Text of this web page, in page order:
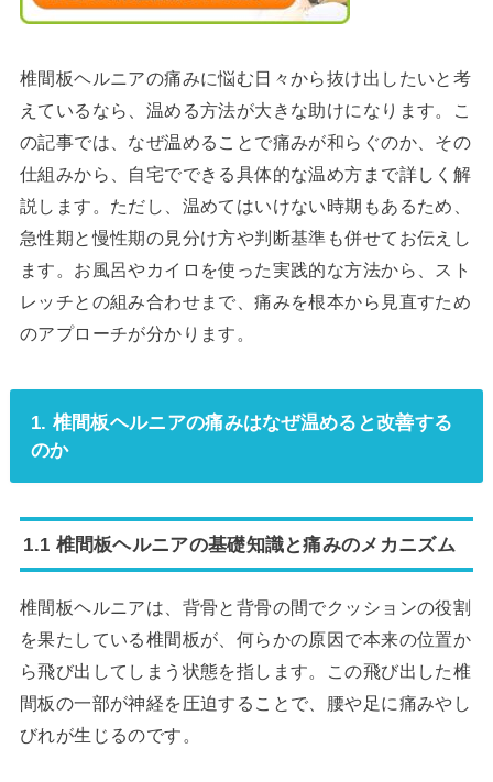
椎間板ヘルニアの痛みに悩む日々から抜け出したいと考
えているなら、温める方法が大きな助けになります。こ
の記事では、なぜ温めることで痛みが和らぐのか、その
仕組みから、自宅でできる具体的な温め方まで詳しく解
説します。ただし、温めてはいけない時期もあるため、
急性期と慢性期の見分け方や判断基準も併せてお伝えし
ます。お風呂やカイロを使った実践的な方法から、スト
レッチとの組み合わせまで、痛みを根本から見直すため
のアプローチが分かります。
1. 椎間板ヘルニアの痛みはなぜ温めると改善する
のか
1.1 椎間板ヘルニアの基礎知識と痛みのメカニズム
椎間板ヘルニアは、背骨と背骨の間でクッションの役割
を果たしている椎間板が、何らかの原因で本来の位置か
ら飛び出してしまう状態を指します。この飛び出した椎
間板の一部が神経を圧迫することで、腰や足に痛みやし
びれが生じるのです。